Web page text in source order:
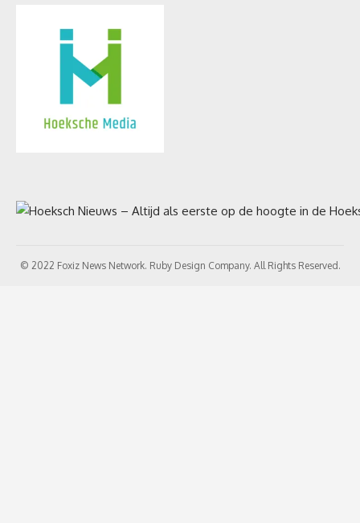
© 2022 Foxiz News Network. Ruby Design Company. All Rights Reserved.